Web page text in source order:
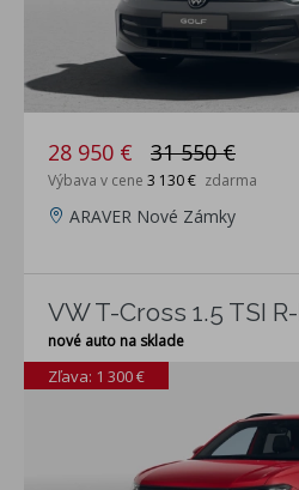
28 950 € 31 550 €
Výbava v cene 3 130 € zdarma
ARAVER Nové Zámky
VW T-Cross 1.5 TSI
nové auto na sklade
Zľava: 1 300 €